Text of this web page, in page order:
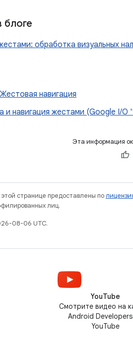
обработка визуальных
навигация
и навигация жестами (Google I/O
Эта информация
странице предоставлены по
лиц.
08-06 UTC.
YouTube
Смотрите видео на
Android
YouTube